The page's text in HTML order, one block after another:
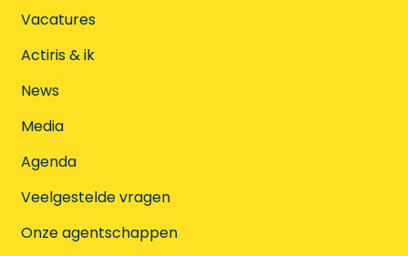
Vacatures
Actiris & ik
News
Media
Agenda
Veelgestelde vragen
Onze agentschappen